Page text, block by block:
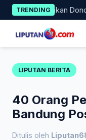
Skip
to
content
TRENDING
Gerakan Donor
LIPUTAN BERITA
40 Orang
Bandung
Ditulis oleh